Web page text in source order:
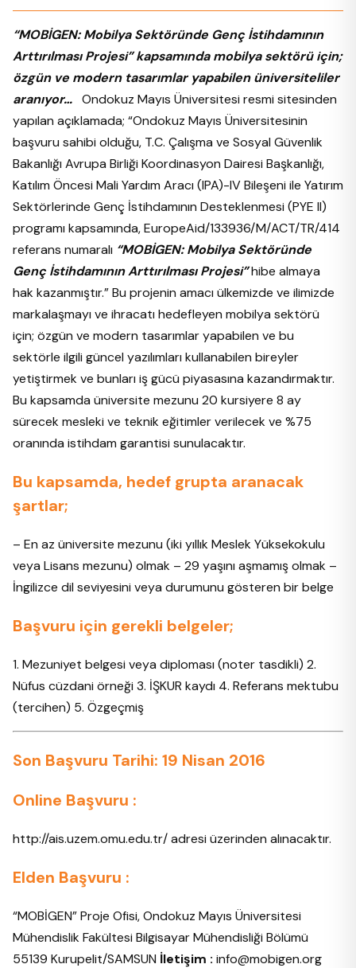
“MOBİGEN: Mobilya Sektöründe Genç İstihdamının
Arttırılması Projesi” kapsamında mobilya sektörü için;
özgün ve modern tasarımlar yapabilen üniversiteliler
aranıyor… Ondokuz Mayıs Üniversitesi resmi sitesinden
yapılan açıklamada; “Ondokuz Mayıs Üniversitesinin
başvuru sahibi olduğu, T.C. Çalışma ve Sosyal Güvenlik
Bakanlığı Avrupa Birliği Koordinasyon Dairesi Başkanlığı,
Katılım Öncesi Mali Yardım Aracı (IPA)-IV Bileşeni ile Yatırım
Sektörlerinde Genç İstihdamının Desteklenmesi (PYE II)
programı kapsamında, EuropeAid/133936/M/ACT/TR/414
referans numaralı “MOBİGEN: Mobilya Sektöründe
Genç İstihdamının Arttırılması Projesi”hibe almaya
hak kazanmıştır.” Bu projenin amacı ülkemizde ve ilimizde
markalaşmayı ve ihracatı hedefleyen mobilya sektörü
için; özgün ve modern tasarımlar yapabilen ve bu
sektörle ilgili güncel yazılımları kullanabilen bireyler
yetiştirmek ve bunları iş gücü piyasasına kazandırmaktır.
Bu kapsamda üniversite mezunu 20 kursiyere 8 ay
sürecek mesleki ve teknik eğitimler verilecek ve %75
oranında istihdam garantisi sunulacaktır.
Bu kapsamda, hedef grupta aranacak
şartlar;
– En az üniversite mezunu (iki yıllık Meslek Yüksekokulu
veya Lisans mezunu) olmak – 29 yaşını aşmamış olmak –
İngilizce dil seviyesini veya durumunu gösteren bir belge
Başvuru için gerekli belgeler;
1. Mezuniyet belgesi veya diploması (noter tasdikli) 2.
Nüfus cüzdani örneği 3. İŞKUR kaydı 4. Referans mektubu
(tercihen) 5. Özgeçmiş
Son Başvuru Tarihi: 19 Nisan 2016
Online Başvuru :
http://ais.uzem.omu.edu.tr/ adresi üzerinden alınacaktır.
Elden Başvuru :
“MOBİGEN” Proje Ofisi, Ondokuz Mayıs Üniversitesi
Mühendislik Fakültesi Bilgisayar Mühendisliği Bölümü
55139 Kurupelit/SAMSUN İletişim : info@mobigen.org